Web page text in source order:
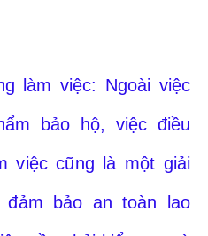
làm việc: Ngoài việc
bảo hộ, việc điều
việc cũng là một giải
đảm bảo an toàn lao